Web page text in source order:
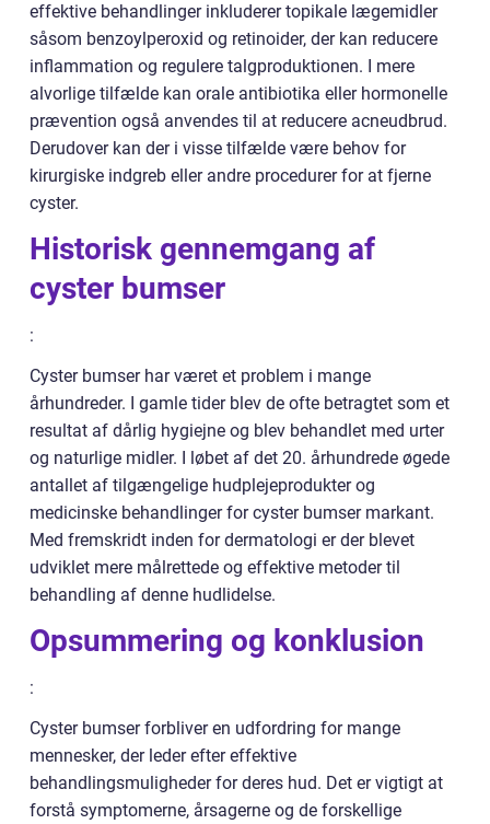
effektive behandlinger inkluderer topikale lægemidler
såsom benzoylperoxid og retinoider, der kan reducere
inflammation og regulere talgproduktionen. I mere
alvorlige tilfælde kan orale antibiotika eller hormonelle
prævention også anvendes til at reducere acneudbrud.
Derudover kan der i visse tilfælde være behov for
kirurgiske indgreb eller andre procedurer for at fjerne
cyster.
Historisk gennemgang af
cyster bumser
:
Cyster bumser har været et problem i mange
århundreder. I gamle tider blev de ofte betragtet som et
resultat af dårlig hygiejne og blev behandlet med urter
og naturlige midler. I løbet af det 20. århundrede øgede
antallet af tilgængelige hudplejeprodukter og
medicinske behandlinger for cyster bumser markant.
Med fremskridt inden for dermatologi er der blevet
udviklet mere målrettede og effektive metoder til
behandling af denne hudlidelse.
Opsummering og konklusion
:
Cyster bumser forbliver en udfordring for mange
mennesker, der leder efter effektive
behandlingsmuligheder for deres hud. Det er vigtigt at
forstå symptomerne, årsagerne og de forskellige